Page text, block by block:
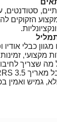
סטודנטים,
הזקוקים
כבלי אודיו
מקצועי,
שצריך לחיבור
גמיש ואמין